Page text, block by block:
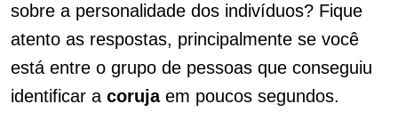
sobre a personalidade dos indivíduos? Fique
atento as respostas, principalmente se você
está entre o grupo de pessoas que conseguiu
identificar a corujaem poucos segundos.